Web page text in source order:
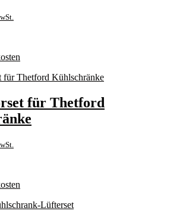
für Thetford